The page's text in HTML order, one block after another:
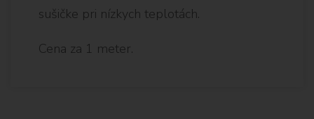
sušičke pri nízkych teplotách.
Cena za 1 meter.